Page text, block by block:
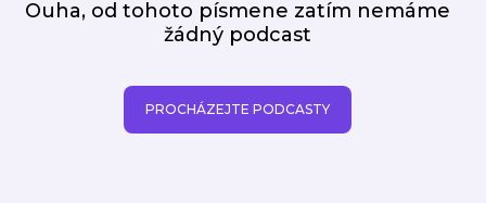
Ouha, od tohoto písmene zatím nemáme
žádný podcast
PROCHÁZEJTE PODCASTY